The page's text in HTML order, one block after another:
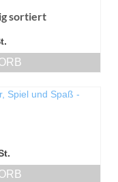
sortiert